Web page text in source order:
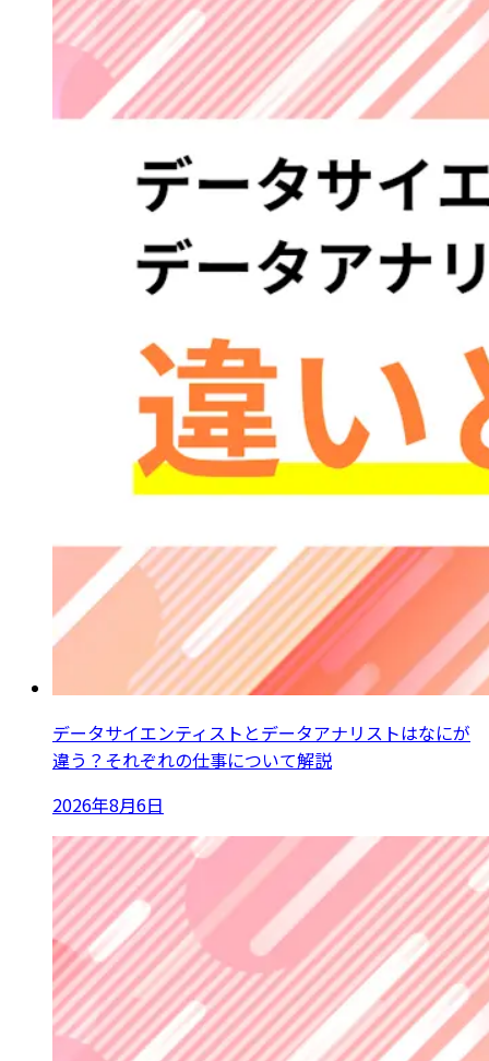
データサイエンティストとデータアナリストはなにが
違う？それぞれの仕事について解説
2026年8月6日